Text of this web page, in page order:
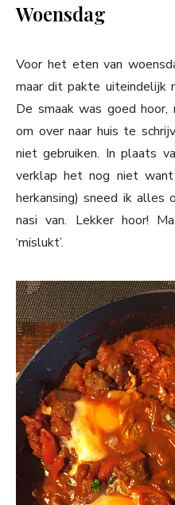
Woensdag
Voor het eten van
maar dit pakte uiteindelijk
De smaak was goed
om over naar huis te
niet gebruiken. In plaats
verklap het nog niet
herkansing) sneed ik
nasi van. Lekker hoor!
‘mislukt’.